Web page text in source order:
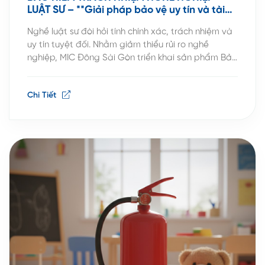
LUẬT SƯ – **Giải pháp bảo vệ uy tín và tài
lý mới**
Nghề luật sư đòi hỏi tính chính xác, trách nhiệm và
uy tín tuyệt đối. Nhằm giảm thiểu rủi ro nghề
nghiệp, MIC Đông Sài Gòn triển khai sản phẩm Bảo
tài chính, uy tín […]
Chi Tiết